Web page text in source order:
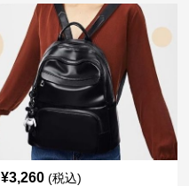
¥3,260 (税込)